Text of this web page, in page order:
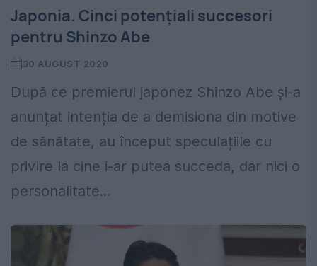
Japonia. Cinci potențiali succesori
pentru Shinzo Abe
30 AUGUST 2020
După ce premierul japonez Shinzo Abe și-a
anunțat intenția de a demisiona din motive
de sănătate, au început speculațiile cu
privire la cine i-ar putea succeda, dar nici o
personalitate...